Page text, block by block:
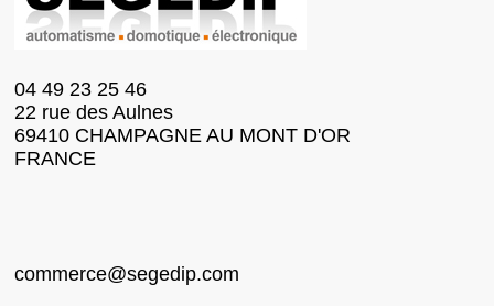
04 49 23 25 46
22 rue des Aulnes
69410 CHAMPAGNE AU MONT D'OR
FRANCE
commerce@segedip.com